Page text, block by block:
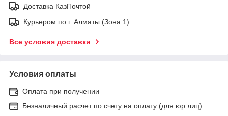
Доставка КазПочтой
Курьером по г. Алматы (Зона 1)
Все условия доставки
Условия оплаты
Оплата при получении
Безналичный расчет по счету на оплату (для юр.лиц)